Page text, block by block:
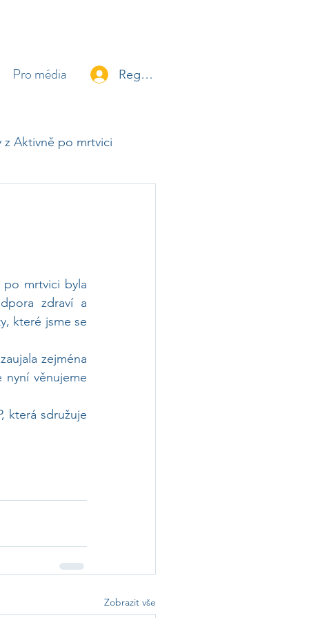
Pro média Registrace / Přihlášení
z Aktivně po mrtvici
po mrtvici byla
zdraví a
které jsme se
zejména
věnujeme
která sdružuje
Zobrazit vše